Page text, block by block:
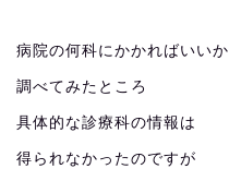
病院の何科にかかればいいか
調べてみたところ
具体的な診療科の情報は
得られなかったのですが